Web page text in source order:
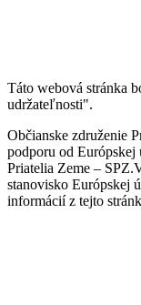
Táto webová stránka
udržateľnosti".
Občianske združenie
podporu od Európskej
Priatelia Zeme –
stanovisko Európskej
informácií z tejto